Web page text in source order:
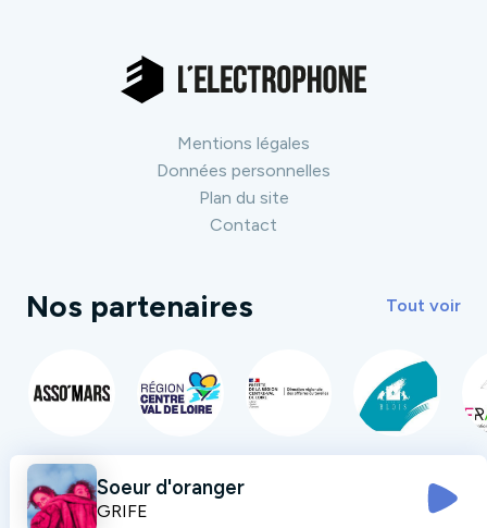
Mentions légales
Données personnelles
Plan du site
Contact
Nos partenaires Tout voir
Soeur d'oranger
GRIFE